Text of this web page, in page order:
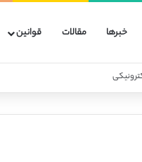
خبرها مقالات قوانین